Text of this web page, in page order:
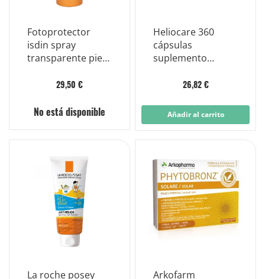
Fotoprotector
isdin spray
transparente piel
proteccion
29,50 €
No está disponible
Heliocare 360 ​​
cápsulas
suplemento
cápsulas26,82 €
Añadir al carrito
La roche posey Arkofarm